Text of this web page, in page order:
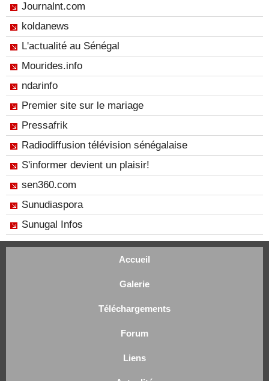
Journalnt.com
koldanews
L'actualité au Sénégal
Mourides.info
ndarinfo
Premier site sur le mariage
Pressafrik
Radiodiffusion télévision sénégalaise
S'informer devient un plaisir!
sen360.com
Sunudiaspora
Sunugal Infos
Accueil
Galerie
Téléchargements
Forum
Liens